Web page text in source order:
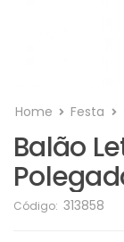
Home Festa
Balão
Código: 313858